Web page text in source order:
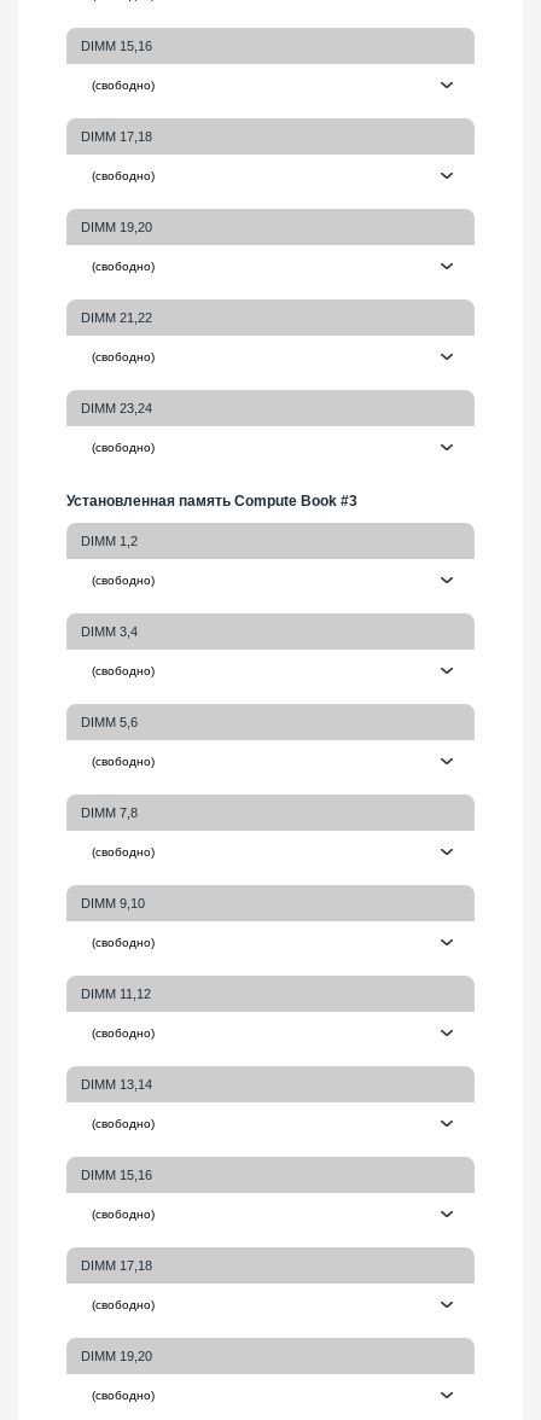
DIMM 15,16
DIMM 17,18
DIMM 19,20
DIMM 21,22
DIMM 23,24
Установленная память Compute Book #3
DIMM 1,2
DIMM 3,4
DIMM 5,6
DIMM 7,8
DIMM 9,10
DIMM 11,12
DIMM 13,14
DIMM 15,16
DIMM 17,18
DIMM 19,20